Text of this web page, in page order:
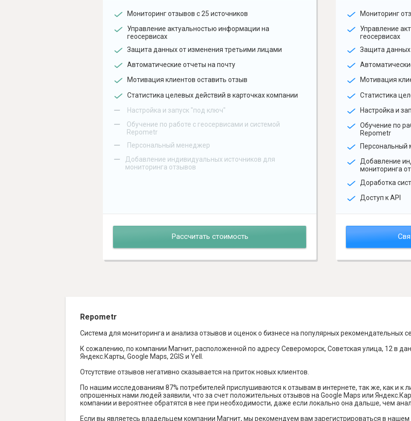
Мониторинг отзывов с 25 источников
Управление актуальностью информации на
геосервисах
Защита данных от изменения третьими лицами
Автоматические отчеты на почту
Мотивация клиентов оставить отзыв
Статистика целевых действий в карточках компании
– Настройка и запуск "под ключ"
–
Обучение по работе с геосервисами и системой
Repometr
– Персональный менеджер
–
Добавление индивидуальных источников для
мониторинга отзывов
Рассчитать стоимость
Мониторинг
Управление
геосервисах
Защита
Мотивация
Статистика
Настройка и
Обучение по
Repometr
Персональный
Добавление
мониторинга
Доработка
Доступ к API
Repometr
Система для мониторинга и анализа отзывов и оценок о бизнесе на популярных рекомендательных
К сожалению, по компании Магнит, расположенной по адресу Североморск, Советская улица, 12 в
Яндекс.Карты, Google Maps, 2GIS и Yell.
Отсутствие отзывов негативно сказывается на приток новых клиентов.
По нашим исследованиям 87% потребителей прислушиваются к отзывам в интернете, так же, как и к
опрошенных нами людей заявили, что за счет положительных отзывов на Google Maps или
компании и вероятнее обратятся в нее при необходимости, даже если локально она дальше, чем
Если вы являетесь владельцем компании Магнит, мы рекомендуем вам зарегистрироваться в